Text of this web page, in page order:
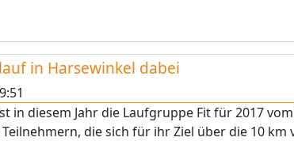
in Harsewinkel dabei
in diesem Jahr die Laufgruppe Fit für 2017
Teilnehmern, die sich für ihr Ziel über die 10